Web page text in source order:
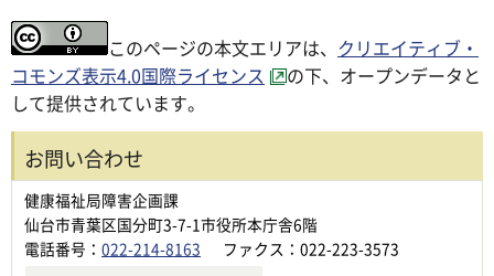
このページの本文エリアは、 クリエイティブ・
コモンズ表示4.0国際ライセンス
の下、オープンデータと
して提供されています。
お問い合わせ
健康福祉局障害企画課
仙台市青葉区国分町3-7-1市役所本庁舎6階
電話番号： 022-214-8163 ファクス：022-223-3573